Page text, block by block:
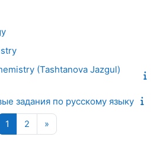
(Tashtanova Jazgul)
задания по русскому языку
1 Страница 1
2 Страница 2
»